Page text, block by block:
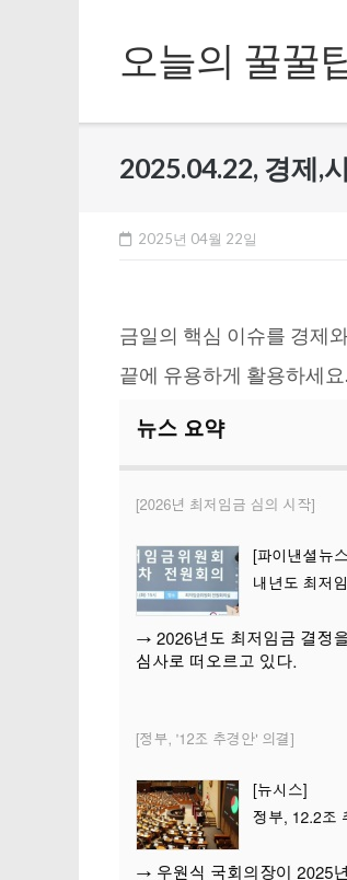
content오늘의 꿀꿀
2025.04.22, 경제,
2025년 04월 22일
금일의 핵심 이슈를 경제
끝에 유용하게 활용하세요.